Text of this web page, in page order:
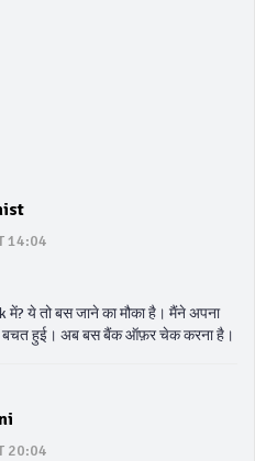
14:04
ये तो बस जाने का मौका है। मैंने अपना
बचत हुई। अब बस बैंक ऑफ़र चेक करना है।
20:04